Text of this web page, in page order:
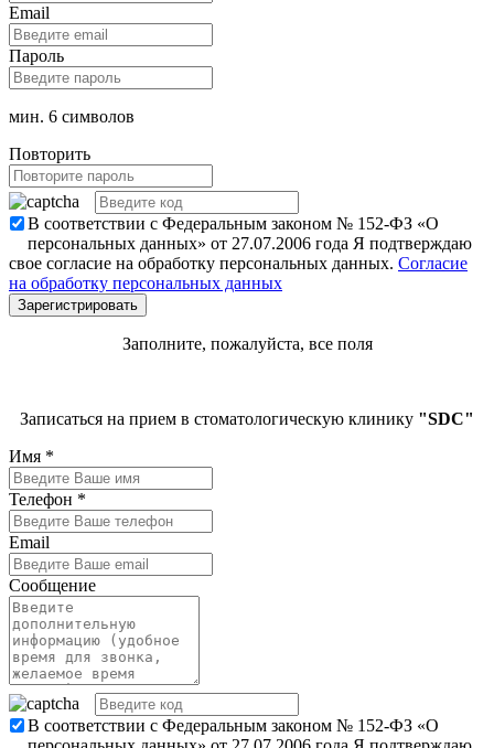
Email
Пароль
мин. 6 символов
Повторить
В соответствии с Федеральным законом № 152-ФЗ «О
персональных данных» от 27.07.2006 года Я подтверждаю
свое согласие на обработку персональных данных. Согласие
на обработку персональных данных
Заполните, пожалуйста, все поля
Записаться на прием в стоматологическую клинику "SDC"
Имя *
Телефон *
Email
Сообщение
В соответствии с Федеральным законом № 152-ФЗ «О